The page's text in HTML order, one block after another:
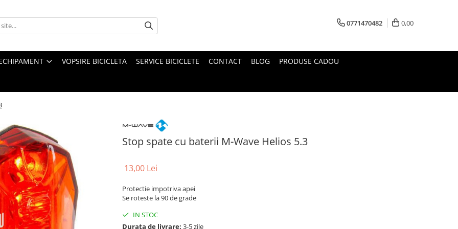
0771470482 0,00
VOPSIRE BICICLETA SERVICE BICICLETE CONTACT BLOG PRODUSE CADOU
Stop spate cu baterii M-Wave Helios 5.3
13,00 Lei
Protectie impotriva apei
Se roteste la 90 de grade
IN STOC
Durata de livrare: 3-5 zile